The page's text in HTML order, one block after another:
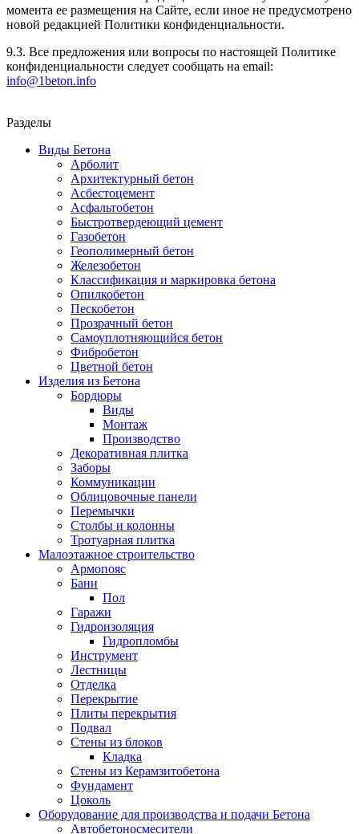
момента ее размещения на Сайте, если иное не предусмотрено
новой редакцией Политики конфиденциальности.
9.3. Все предложения или вопросы по настоящей Политике
конфиденциальности следует сообщать на email:
info@1beton.info
Разделы
Виды Бетона
Арболит
Архитектурный бетон
Асбестоцемент
Асфальтобетон
Быстротвердеющий цемент
Газобетон
Геополимерный бетон
Железобетон
Классификация и маркировка бетона
Опилкобетон
Пескобетон
Прозрачный бетон
Самоуплотняющийся бетон
Фибробетон
Цветной бетон
Изделия из Бетона
Бордюры
Виды
Монтаж
Производство
Декоративная плитка
Заборы
Коммуникации
Облицовочные панели
Перемычки
Столбы и колонны
Тротуарная плитка
Малоэтажное строительство
Армопояс
Бани
Пол
Гаражи
Гидроизоляция
Гидропломбы
Инструмент
Лестницы
Отделка
Перекрытие
Плиты перекрытия
Подвал
Стены из блоков
Кладка
Стены из Керамзитобетона
Фундамент
Цоколь
Оборудование для производства и подачи Бетона
Автобетоносмесители